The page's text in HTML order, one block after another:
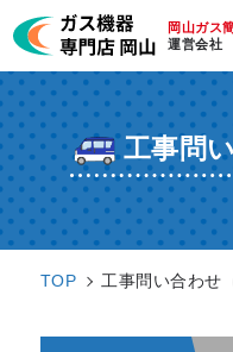
岡山ガス
運営会社
工事問
TOP 工事問い合わせ